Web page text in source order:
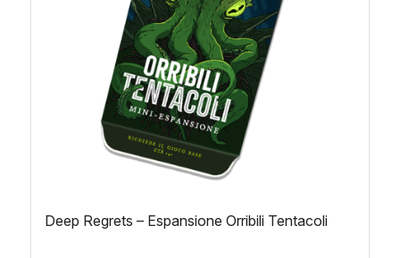
Deep Regrets – Espansione Orribili Tentacoli